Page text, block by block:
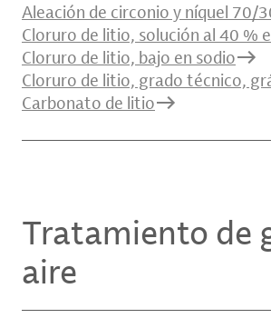
Aleación de circonio y níquel 70/
Cloruro de litio, solución al 40 %
Cloruro de litio, bajo en sodio
Cloruro de litio, grado técnico,
Carbonato de litio
Tratamiento de
aire